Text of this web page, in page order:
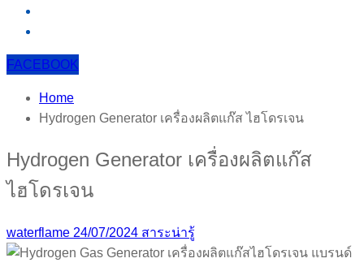
FACEBOOK
Home
Hydrogen Generator เครื่องผลิตแก๊ส ไฮโดรเจน
Hydrogen Generator เครื่องผลิตแก๊ส
ไฮโดรเจน
waterflame 24/07/2024 สาระน่ารู้